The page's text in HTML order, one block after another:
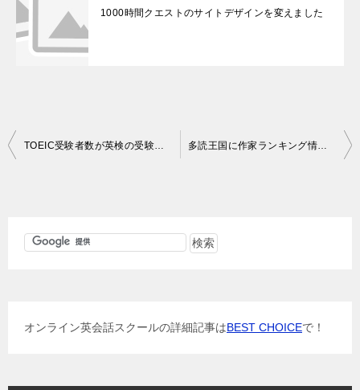
1000時間クエストのサイトデザインを変えました
投
オンライン英会話スクールの詳細記事はBEST CHOICEで！